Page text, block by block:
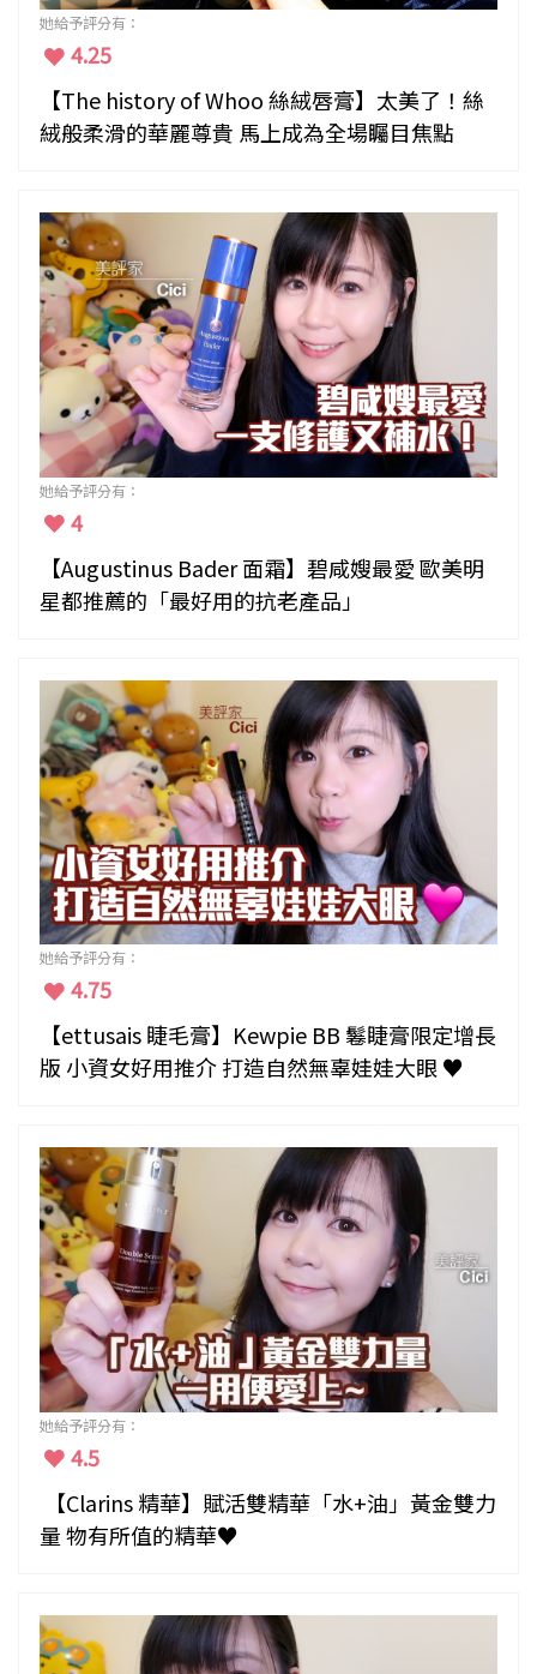
她給予評分有：
4.25
【The history of Whoo 絲絨唇膏】太美了！絲
絨般柔滑的華麗尊貴 馬上成為全場矚目焦點
她給予評分有：
4
【Augustinus Bader 面霜】碧咸嫂最愛 歐美明
星都推薦的「最好用的抗老產品」
她給予評分有：
4.75
【ettusais 睫毛膏】Kewpie BB 鬈睫膏限定增長
版 小資女好用推介 打造自然無辜娃娃大眼 ♥
她給予評分有：
4.5
【Clarins 精華】賦活雙精華「水+油」黃金雙力
量 物有所值的精華♥